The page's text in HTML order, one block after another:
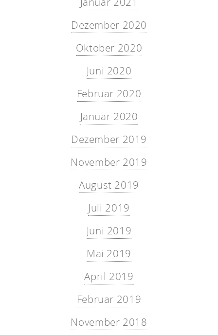
Dezember 2020
Oktober 2020
Juni 2020
Februar 2020
Januar 2020
Dezember 2019
November 2019
August 2019
Juli 2019
Juni 2019
Mai 2019
April 2019
Februar 2019
November 2018